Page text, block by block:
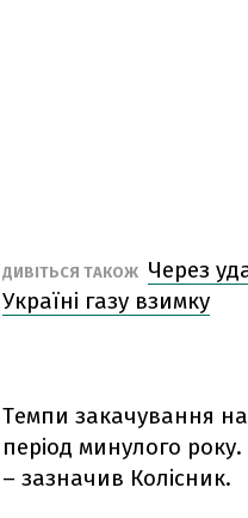
ДИВІТЬСЯ ТАКОЖ Через
Україні газу взимку
Темпи закачування
період минулого
– зазначив Колісник.